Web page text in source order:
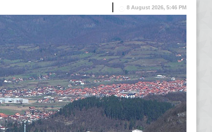
8 August 2026, 5:46 PM